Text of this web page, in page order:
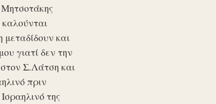
και
γιατί δεν την
Σ.Λάτση και
πριν
της